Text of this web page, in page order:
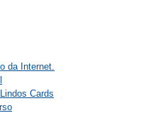
da Internet.
Cards